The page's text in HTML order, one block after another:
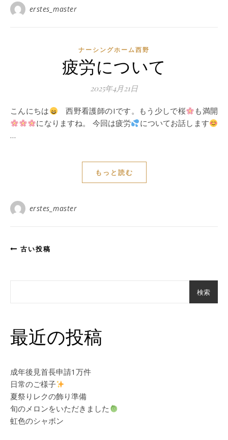
erstes_master
ナーシングホーム西野
疲労について
2025年4月21日
こんにちは 西野看護師のIです。もう少しで桜
も満開
になりますね。 今回は疲労
についてお話します
…
もっと読む
erstes_master
古い投稿
検索
最近の投稿
成年後見首長申請1万件
日常のご様子
夏祭りレクの飾り準備
旬のメロンをいただきました
虹色のシャボン